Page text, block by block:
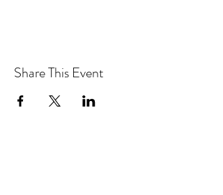
Share This Event